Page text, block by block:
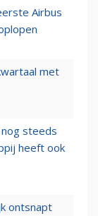
Airbus
met
steeds
heeft ook
ontsnapt